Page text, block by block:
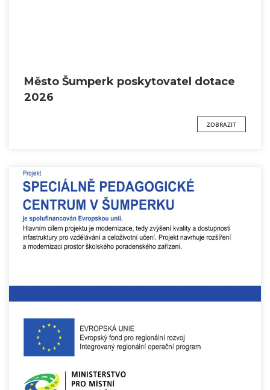
Město Šumperk poskytovatel dotace
2026
ZOBRAZIT